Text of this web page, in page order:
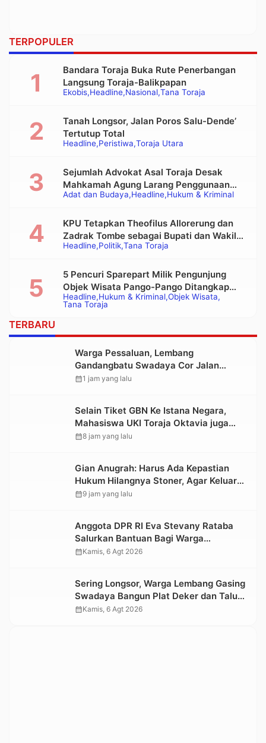
TERPOPULER
Ekobis Headline Nasional Tana Toraja
Bandara Toraja Buka Rute Penerbangan
Langsung Toraja-Balikpapan
Headline Peristiwa Toraja Utara
Tanah Longsor, Jalan Poros Salu-Dende’
Tertutup Total
Adat dan Budaya Headline Hukum & Kriminal
Sejumlah Advokat Asal Toraja Desak
Mahkamah Agung Larang Penggunaan
Alat Berat pada Eksekusi Rumah Adat
Headline Politik Tana Toraja
KPU Tetapkan Theofilus Allorerung dan
Zadrak Tombe sebagai Bupati dan Wakil
Bupati Tana Toraja Terpilih
Headline Hukum & Kriminal Objek Wisata
Tana Toraja
5 Pencuri Sparepart Milik Pengunjung
Objek Wisata Pango-Pango Ditangkap
Polisi
TERBARU
Warga Pessaluan, Lembang
Gandangbatu Swadaya Cor Jalan
Kabupaten
calendar_month1 jam yang lalu
Selain Tiket GBN Ke Istana Negara,
Mahasiswa UKI Toraja Oktavia juga
Lolos ke Pekan Seni Mahasiswa
calendar_month8 jam yang lalu
Gian Anugrah: Harus Ada Kepastian
Hukum Hilangnya Stoner, Agar Keluarga
tidak Larut dalam Trauma dan
calendar_month9 jam yang lalu
Anggota DPR RI Eva Stevany Rataba
Salurkan Bantuan Bagi Warga
Terdampak Longsor di Buntu Pepasan
calendar_monthKamis, 6 Agt 2026
Sering Longsor, Warga Lembang Gasing
Swadaya Bangun Plat Deker dan Talut
Jalan Penghubung Antar Lembang
calendar_monthKamis, 6 Agt 2026